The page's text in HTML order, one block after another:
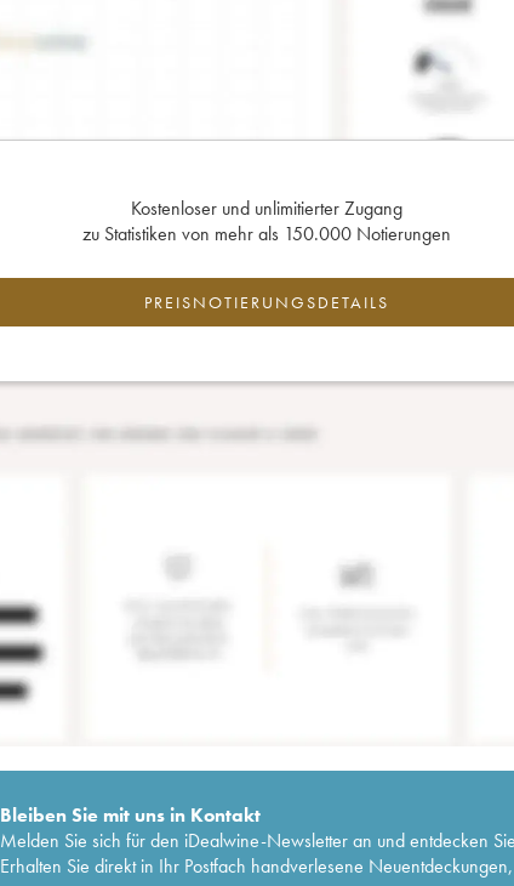
Kostenloser und unlimitierter Zugang
zu Statistiken von mehr als 150.000 Notierungen
PREISNOTIERUNGSDETAILS
Bleiben Sie mit uns in Kontakt
Melden Sie sich für den iDealwine-Newsletter an und entdecken
Erhalten Sie direkt in Ihr Postfach handverlesene